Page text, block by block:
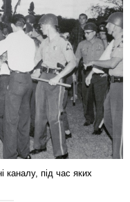
каналу, під час яких